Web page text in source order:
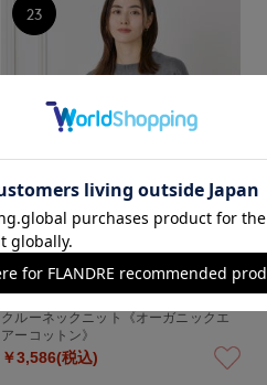
DAY by DAY It's international
クルーネックニット《オーガニックエ
アーコットン》
￥3,586(税込)
23